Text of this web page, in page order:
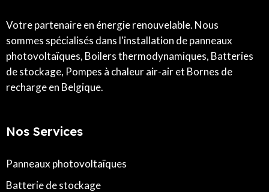
Votre partenaire en énergie renouvelable. Nous
sommes spécialisés dans l'installation de panneaux
photovoltaïques, Boilers thermodynamiques, Batteries
de stockage, Pompes à chaleur air-air et Bornes de
recharge en Belgique.
Nos Services
Panneaux photovoltaïques
Batterie de stockage